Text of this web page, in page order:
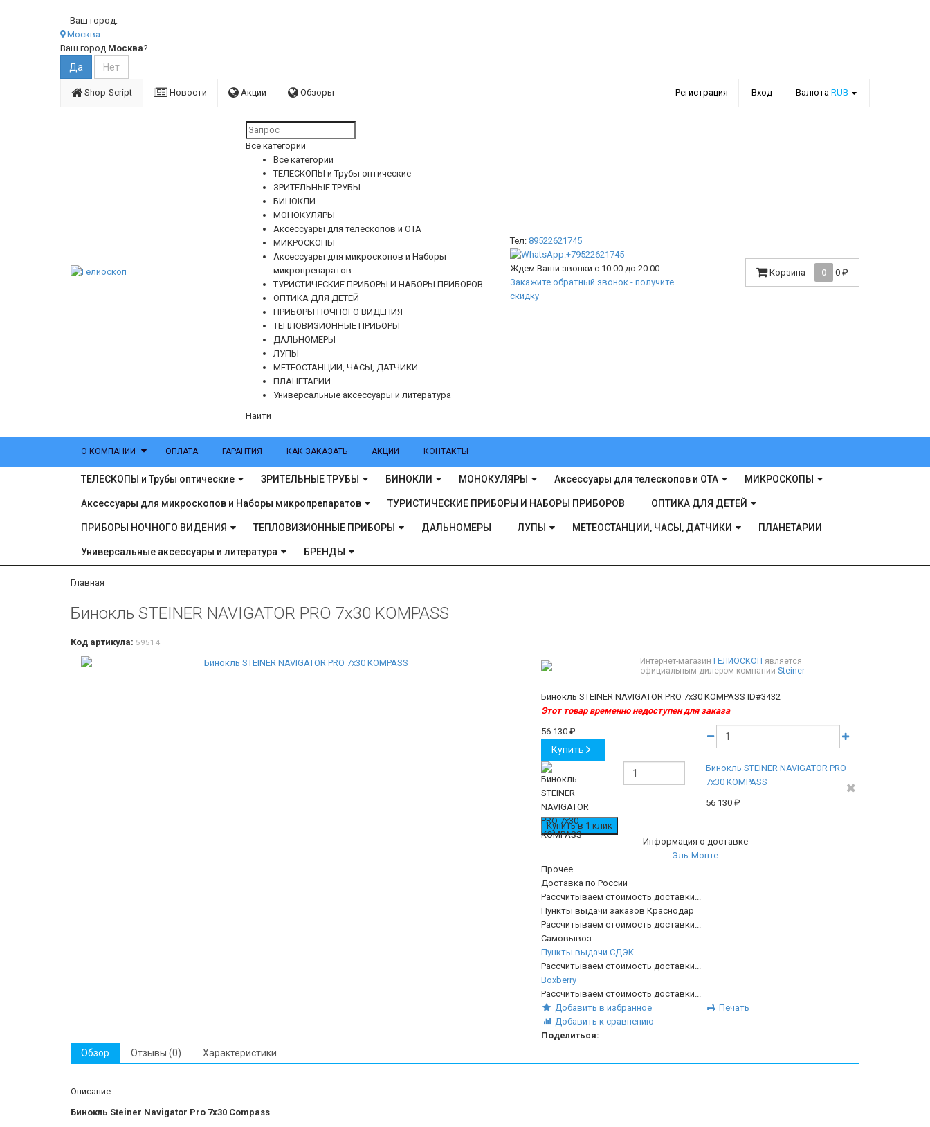
Ваш город:
Москва
Ваш город Москва?
Shop-Script Новости Акции Обзоры Регистрация Вход Валюта RUB
Все категории
Все категории
ТЕЛЕСКОПЫ и Трубы оптические
ЗРИТЕЛЬНЫЕ ТРУБЫ
БИНОКЛИ
МОНОКУЛЯРЫ
Аксессуары для телескопов и ОТА
МИКРОСКОПЫ
Аксессуары для микроскопов и Наборы
микропрепаратов
ТУРИСТИЧЕСКИЕ ПРИБОРЫ И НАБОРЫ ПРИБОРОВ
ОПТИКА ДЛЯ ДЕТЕЙ
ПРИБОРЫ НОЧНОГО ВИДЕНИЯ
ТЕПЛОВИЗИОННЫЕ ПРИБОРЫ
ДАЛЬНОМЕРЫ
ЛУПЫ
МЕТЕОСТАНЦИИ, ЧАСЫ, ДАТЧИКИ
ПЛАНЕТАРИИ
Универсальные аксессуары и литература
Найти
Тел: 89522621745
Ждем Ваши звонки с 10:00 до 20:00
Закажите обратный звонок - получите
скидку
Корзина 0 0 ₽
О КОМПАНИИ ОПЛАТА ГАРАНТИЯ КАК ЗАКАЗАТЬ АКЦИИ КОНТАКТЫ
ТЕЛЕСКОПЫ и Трубы оптические ЗРИТЕЛЬНЫЕ ТРУБЫ БИНОКЛИ МОНОКУЛЯРЫ Аксессуары для телескопов и ОТА МИКРОСКОПЫ
Аксессуары для микроскопов и Наборы микропрепаратов ТУРИСТИЧЕСКИЕ ПРИБОРЫ И НАБОРЫ ПРИБОРОВ ОПТИКА ДЛЯ ДЕТЕЙ
ПРИБОРЫ НОЧНОГО ВИДЕНИЯ ТЕПЛОВИЗИОННЫЕ ПРИБОРЫ ДАЛЬНОМЕРЫ ЛУПЫ МЕТЕОСТАНЦИИ, ЧАСЫ, ДАТЧИКИ ПЛАНЕТАРИИ
Универсальные аксессуары и литература БРЕНДЫ
Главная
Бинокль STEINER NAVIGATOR PRO 7x30 KOMPASS
Код артикула: 59514
Интернет-магазин ГЕЛИОСКОП является
официальным дилером компании Steiner
Бинокль STEINER NAVIGATOR PRO 7x30 KOMPASS ID#3432
Этот товар временно недоступен для заказа
56 130 ₽
Купить
Бинокль STEINER NAVIGATOR PRO
7x30 KOMPASS
56 130 ₽
Информация о доставке
Эль-Монте
Прочее
Доставка по России
Рассчитываем стоимость доставки...
Пункты выдачи заказов Краснодар
Рассчитываем стоимость доставки...
Самовывоз
Пункты выдачи СДЭК
Рассчитываем стоимость доставки...
Boxberry
Рассчитываем стоимость доставки...
Добавить в избранное
Печать
Добавить к сравнению
Поделиться:
Обзор Отзывы (0) Характеристики
Описание
Бинокль Steiner Navigator Pro 7x30 Compass